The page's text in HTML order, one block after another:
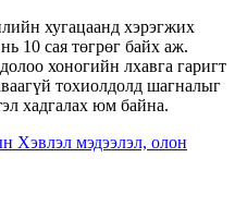
хугацаанд хэрэгжих
10 сая төгрөг байх аж.
хоногийн лхавга гаригт
тохиолдолд шагналыг
хадгалах юм байна.
Хэвлэл мэдээлэл, олон